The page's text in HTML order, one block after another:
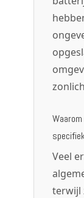
Veel
terwijl